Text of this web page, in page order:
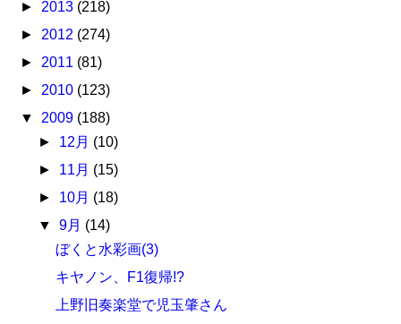
► 2013 (218)
► 2012 (274)
► 2011 (81)
► 2010 (123)
▼ 2009 (188)
► 12月 (10)
► 11月 (15)
► 10月 (18)
▼ 9月 (14)
ぼくと水彩画(3)
キヤノン、F1復帰!?
上野旧奏楽堂で児玉肇さん